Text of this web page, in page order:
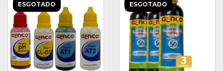
ESGOTADO ESGOTADO